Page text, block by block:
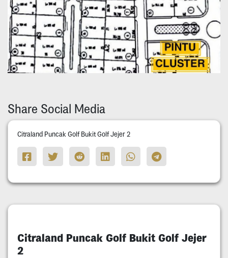
Share Social Media
Citraland Puncak Golf Bukit Golf Jejer 2
Citraland Puncak Golf Bukit Golf Jejer
2